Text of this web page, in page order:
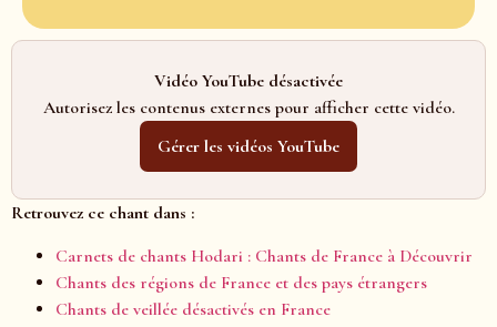
Vidéo YouTube désactivée
Autorisez les contenus externes pour afficher cette vidéo.
Gérer les vidéos YouTube
Retrouvez ce chant dans :
Carnets de chants Hodari : Chants de France à Découvrir
Chants des régions de France et des pays étrangers
Chants de veillée désactivés en France